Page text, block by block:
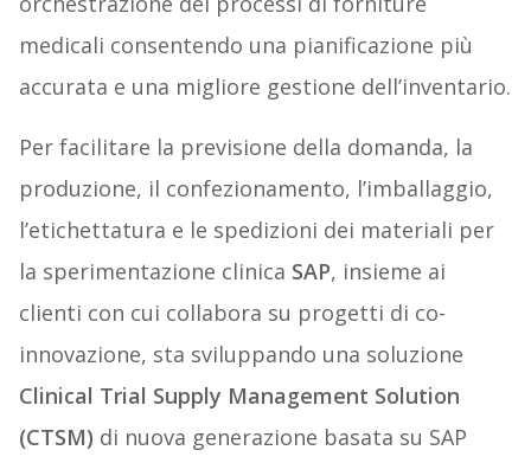
medicali consentendo una pianificazione più
accurata e una migliore gestione dell’inventario.
Per facilitare la previsione della domanda, la
produzione, il confezionamento, l’imballaggio,
l’etichettatura e le spedizioni dei materiali per
la sperimentazione clinica SAP, insieme ai
clienti con cui collabora su progetti di co-
innovazione, sta sviluppando una soluzione
Clinical Trial Supply Management Solution
(CTSM) di nuova generazione basata su SAP